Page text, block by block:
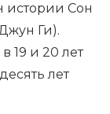
истории Сон
Ги).
19 и 20 лет
лет